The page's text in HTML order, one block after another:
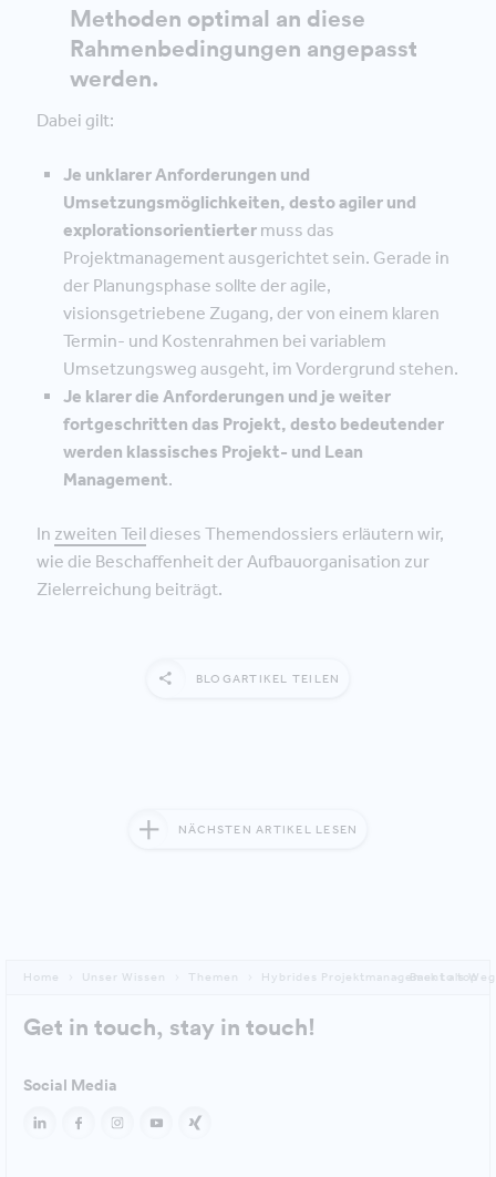
Methoden optimal an diese
Rahmenbedingungen angepasst
werden.
Dabei gilt:
Je unklarer Anforderungen und
Umsetzungsmöglichkeiten, desto agiler und
explorationsorientierter muss das
Projektmanagement ausgerichtet sein. Gerade in
der Planungsphase sollte der agile,
visionsgetriebene Zugang, der von einem klaren
Termin- und Kostenrahmen bei variablem
Umsetzungsweg ausgeht, im Vordergrund stehen.
Je klarer die Anforderungen und je weiter
fortgeschritten das Projekt, desto bedeutender
werden klassisches Projekt- und Lean
Management.
In zweiten Teil dieses Themendossiers erläutern wir,
wie die Beschaffenheit der Aufbauorganisation zur
Zielerreichung beiträgt.
BLOGARTIKEL TEILEN
NÄCHSTEN ARTIKEL LESEN
Home Unser Wissen Themen Hybrides Projektmanagement als
Back to top
Get in touch, stay in touch!
Social Media